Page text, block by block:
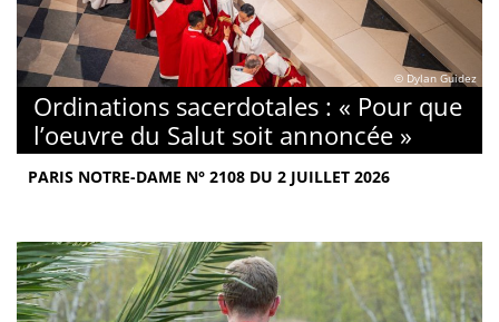
© Dylan Guidez
Ordinations sacerdotales : « Pour que
l’oeuvre du Salut soit annoncée »
PARIS NOTRE-DAME N° 2108 DU 2 JUILLET 2026